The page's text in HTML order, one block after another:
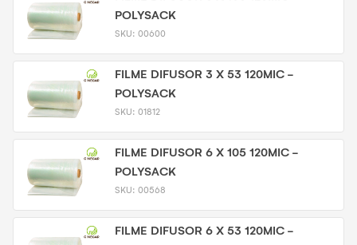
POLYSACK
SKU: 00600
FILME DIFUSOR 3 X 53 120MIC -
POLYSACK
SKU: 01812
FILME DIFUSOR 6 X 105 120MIC -
POLYSACK
SKU: 00568
FILME DIFUSOR 6 X 53 120MIC -